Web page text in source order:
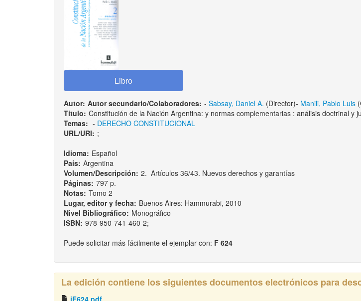
Autor: Autor secundario/Colaboradores: - Sabsay, Daniel A. (Director)- Manili, Pablo Luis
Título: Constitución de la Nación Argentina: y normas complementarias : análisis doctrinal y
Temas: - DERECHO CONSTITUCIONAL
URL/URI: ;
Idioma: Español
País: Argentina
Volumen/Descripción: 2. Artículos 36/43. Nuevos derechos y garantías
Páginas: 797 p.
Notas: Tomo 2
Lugar, editor y fecha: Buenos Aires: Hammurabi, 2010
Nivel Bibliográfico: Monográfico
ISBN: 978-950-741-460-2;
Puede solicitar más fácilmente el ejemplar con: F 624
La edición contiene los siguientes documentos electrónicos para